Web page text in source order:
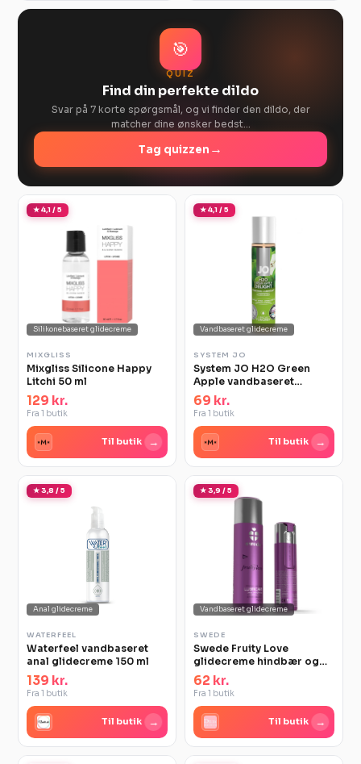
🎯
QUIZ
Find din perfekte dildo
Svar på 7 korte spørgsmål, og vi finder den dildo, der
matcher dine ønsker bedst…
Tag quizzen →
★ 4,1 / 5
Silikonebaseret glidecreme
MIXGLISS
Mixgliss Silicone Happy
Litchi 50 ml
129 kr.
Fra 1 butik
Til butik →
★ 4,1 / 5
Vandbaseret glidecreme
SYSTEM JO
System JO H2O Green
Apple vandbaseret
glidecreme 30 ml
69 kr.
Fra 1 butik
Til butik →
★ 3,8 / 5
Anal glidecreme
WATERFEEL
Waterfeel vandbaseret
anal glidecreme 150 ml
139 kr.
Fra 1 butik
Til butik →
★ 3,9 / 5
Vandbaseret glidecreme
SWEDE
Swede Fruity Love
glidecreme hindbær og
rabarber 50 ml
62 kr.
Fra 1 butik
Til butik →